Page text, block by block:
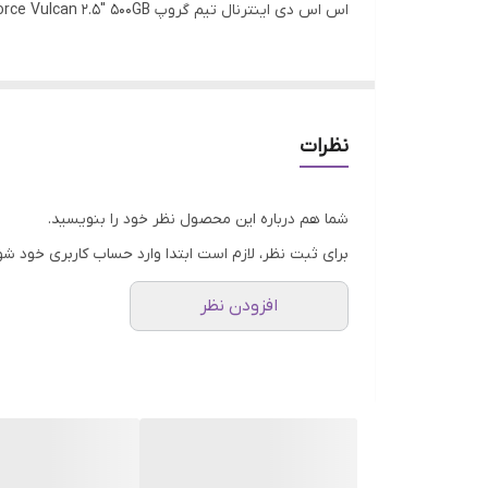
اس اس دی اینترنال تیم گروپ SSD TEAMGROUP T-Force Vulcan 2.5" 500GB
نظرات
شما هم درباره این محصول نظر خود را بنویسید.
برای ثبت نظر، لازم است ابتدا وارد حساب کاربری خود
افزودن نظر